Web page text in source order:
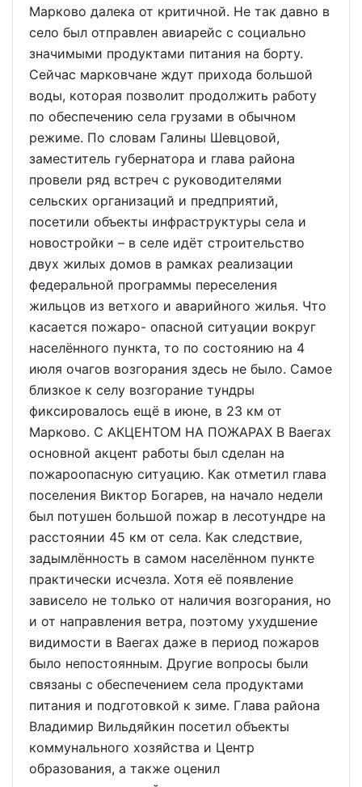
Марково далека от критичной. Не так давно в
село был отправлен авиарейс с социально
значимыми продуктами питания на борту.
Сейчас марковчане ждут прихода большой
воды, которая позволит продолжить работу
по обеспечению села грузами в обычном
режиме. По словам Галины Шевцовой,
заместитель губернатора и глава района
провели ряд встреч с руководителями
сельских организаций и предприятий,
посетили объекты инфраструктуры села и
новостройки – в селе идёт строительство
двух жилых домов в рамках реализации
федеральной программы переселения
жильцов из ветхого и аварийного жилья. Что
касается пожаро- опасной ситуации вокруг
населённого пункта, то по состоянию на 4
июля очагов возгорания здесь не было. Самое
близкое к селу возгорание тундры
фиксировалось ещё в июне, в 23 км от
Марково. С АКЦЕНТОМ НА ПОЖАРАХ В Ваегах
основной акцент работы был сделан на
пожароопасную ситуацию. Как отметил глава
поселения Виктор Богарев, на начало недели
был потушен большой пожар в лесотундре на
расстоянии 45 км от села. Как следствие,
задымлённость в самом населённом пункте
практически исчезла. Хотя её появление
зависело не только от наличия возгорания, но
и от направления ветра, поэтому ухудшение
видимости в Ваегах даже в период пожаров
было непостоянным. Другие вопросы были
связаны с обеспечением села продуктами
питания и подготовкой к зиме. Глава района
Владимир Вильдяйкин посетил объекты
коммунального хозяйства и Центр
образования, а также оценил